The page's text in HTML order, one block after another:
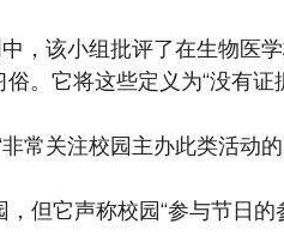
，该小组批评了在生物医
。它将这些定义为“没有证
常关注校园主办此类活动的
但它声称校园“参与节日